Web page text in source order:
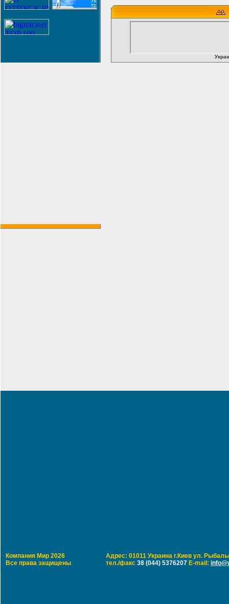
Компания Мир 2026
Все права защищены
Адрес: 01011 Украина г.Киев ул.
тел./факс 38 (044) 5376207 E-mail: